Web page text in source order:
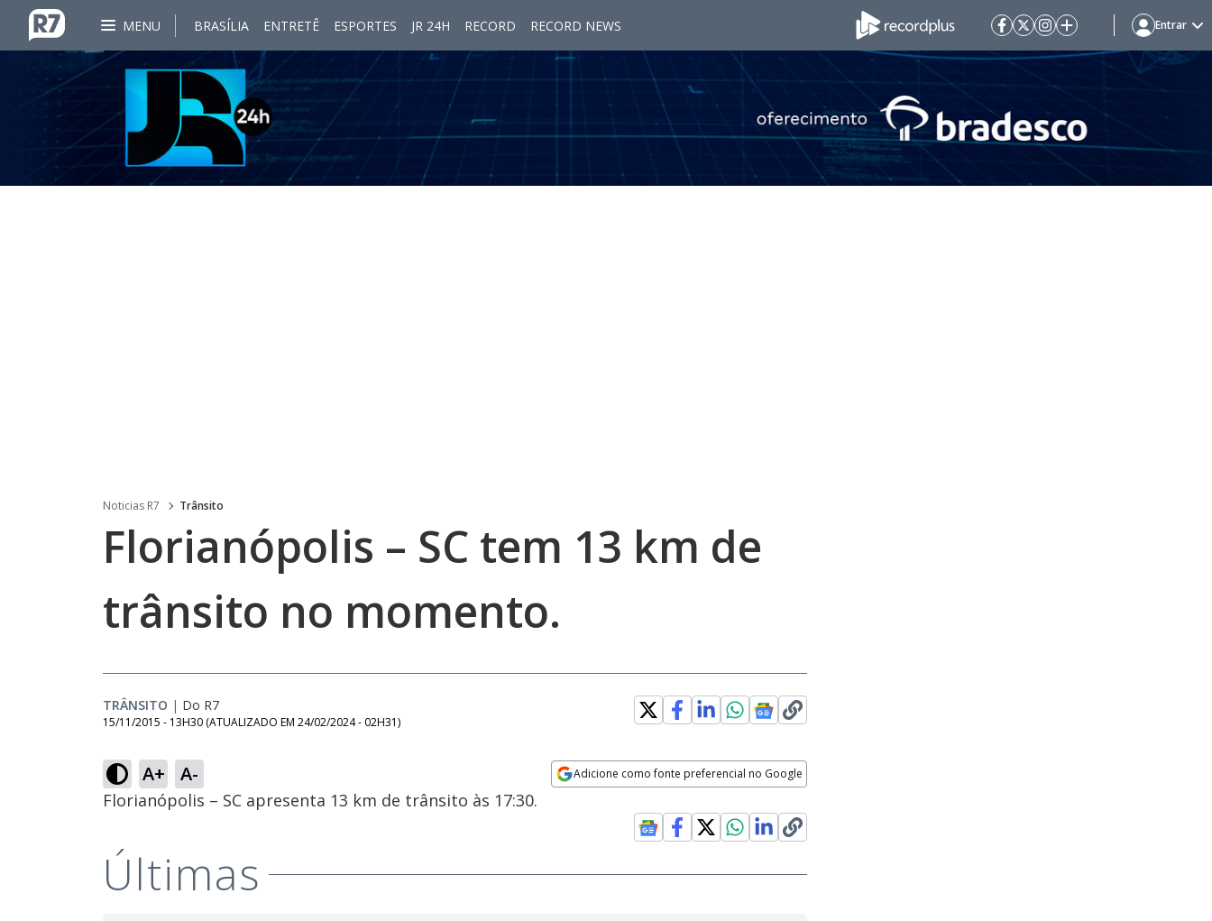
MENU BRASÍLIA ENTRETÊ ESPORTES JR 24H RECORD RECORD NEWS Entrar
Noticias R7 Trânsito
Florianópolis – SC tem 13 km de
trânsito no momento.
TRÂNSITO | Do R7
15/11/2015 - 13H30 (ATUALIZADO EM 24/02/2024 - 02H31)
A+ A- Adicione como fonte preferencial no Google
Florianópolis – SC apresenta 13 km de trânsito às 17:30.
Últimas